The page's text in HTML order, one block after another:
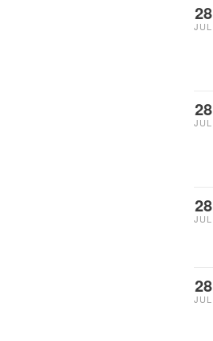
28
JUL
28
JUL
28
JUL
28
JUL